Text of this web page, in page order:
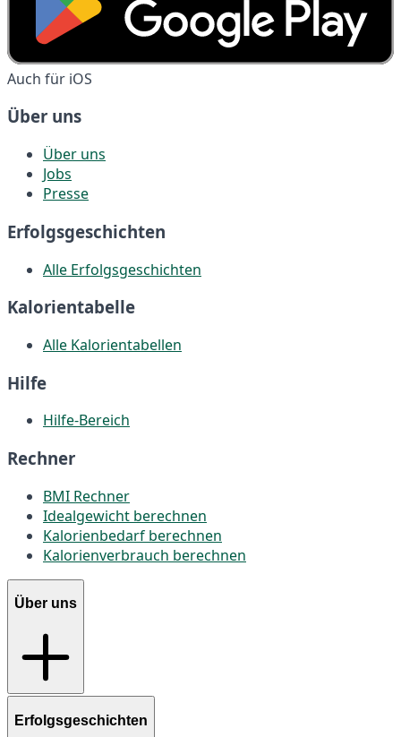
Auch für iOS
Über uns
Über uns
Jobs
Presse
Erfolgsgeschichten
Alle Erfolgsgeschichten
Kalorientabelle
Alle Kalorientabellen
Hilfe
Hilfe-Bereich
Rechner
BMI Rechner
Idealgewicht berechnen
Kalorienbedarf berechnen
Kalorienverbrauch berechnen
Über uns
Erfolgsgeschichten